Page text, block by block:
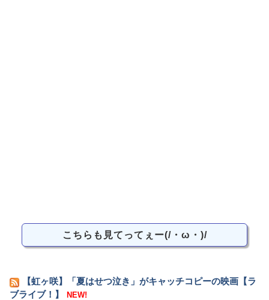
こちらも見てってぇー(/・ω・)/
【虹ヶ咲】「夏はせつ泣き」がキャッチコピーの映画【ラ
ブライブ！】
NEW!